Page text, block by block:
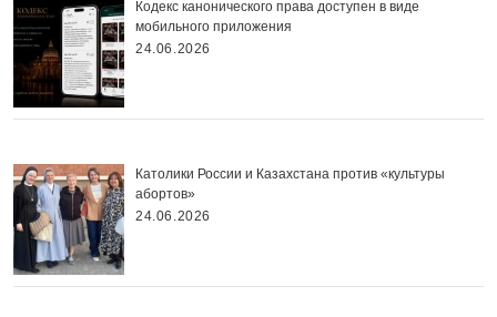
Кодекс канонического права доступен в виде
мобильного приложения
24.06.2026
Католики России и Казахстана против «культуры
абортов»
24.06.2026